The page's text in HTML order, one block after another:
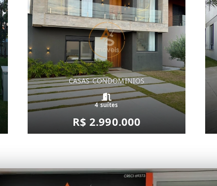
CASAS CONDOMINIOS
4 suítes
R$ 2.990.000